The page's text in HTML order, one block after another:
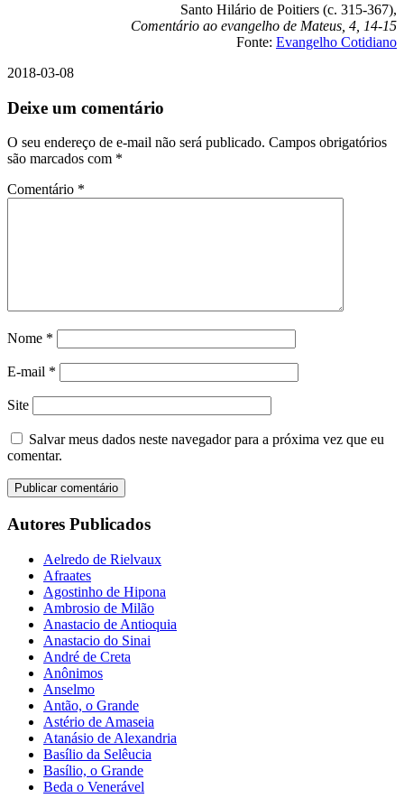
Santo Hilário de Poitiers (c. 315-367),
Comentário ao evangelho de Mateus, 4, 14-15
Fonte: Evangelho Cotidiano
2018-03-08
Deixe um comentário
O seu endereço de e-mail não será publicado. Campos obrigatórios
são marcados com *
Comentário *
Nome *
E-mail *
Site
Salvar meus dados neste navegador para a próxima vez que eu
comentar.
Autores Publicados
Aelredo de Rielvaux
Afraates
Agostinho de Hipona
Ambrosio de Milão
Anastacio de Antioquia
Anastacio do Sinai
André de Creta
Anônimos
Anselmo
Antão, o Grande
Astério de Amaseia
Atanásio de Alexandria
Basílio da Selêucia
Basílio, o Grande
Beda o Venerável